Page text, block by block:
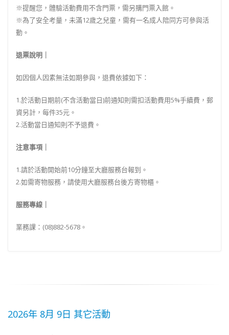
※提醒您，體驗活動費用不含門票，需另購門票入館。
※為了安全考量，未滿12歲之兒童，需有一名成人陪同方可參與活
動。
退票說明｜
如因個人因素無法如期參與，退費依據如下：
1.於活動日期前(不含活動當日)前通知則需扣活動費用5%手續費，郵
資另計，每件35元。
2.活動當日通知則不予退費。
注意事項｜
1.請於活動開始前10分鐘至大廳服務台報到。
2.如需寄物服務，請使用大廳服務台後方寄物櫃。
服務專線｜
業務課：(08)882-5678。
2026年 8月 9日 其它活動